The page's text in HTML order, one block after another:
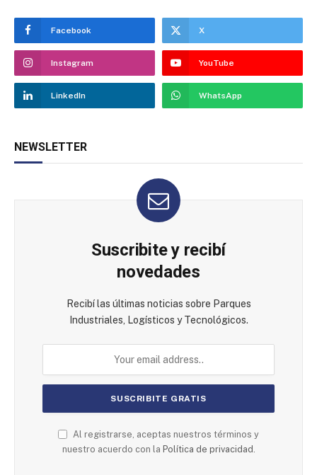
Facebook X
Instagram YouTube
LinkedIn WhatsApp
NEWSLETTER
Suscribite y recibí
novedades
Recibí las últimas noticias sobre Parques
Industriales, Logísticos y Tecnológicos.
Al registrarse, aceptas nuestros términos y
nuestro acuerdo con la Política de privacidad.